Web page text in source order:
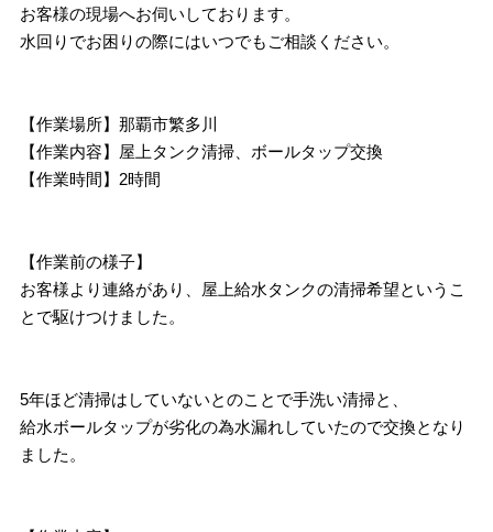
お客様の現場へお伺いしております。
水回りでお困りの際にはいつでもご相談ください。
【作業場所】那覇市繁多川
【作業内容】屋上タンク清掃、ボールタップ交換
【作業時間】2時間
【作業前の様子】
お客様より連絡があり、屋上給水タンクの清掃希望というこ
とで駆けつけました。
5年ほど清掃はしていないとのことで手洗い清掃と、
給水ボールタップが劣化の為水漏れしていたので交換となり
ました。